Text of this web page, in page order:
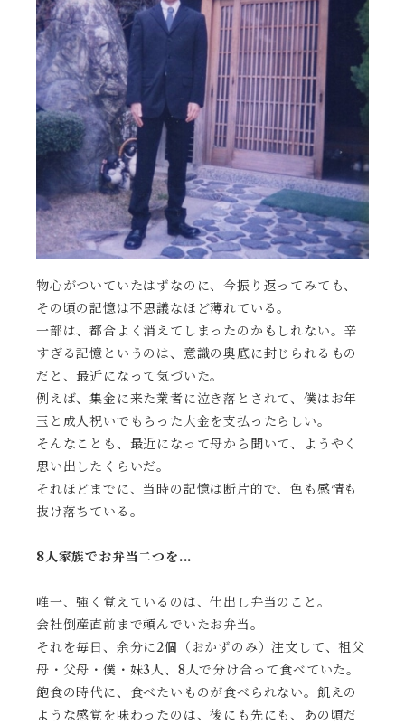
物心がついていたはずなのに、今振り返ってみても、
その頃の記憶は不思議なほど薄れている。
一部は、都合よく消えてしまったのかもしれない。辛
すぎる記憶というのは、意識の奥底に封じられるもの
だと、最近になって気づいた。
例えば、集金に来た業者に泣き落とされて、僕はお年
玉と成人祝いでもらった大金を支払ったらしい。
そんなことも、最近になって母から聞いて、ようやく
思い出したくらいだ。
それほどまでに、当時の記憶は断片的で、色も感情も
抜け落ちている。
8人家族でお弁当二つを...
唯一、強く覚えているのは、仕出し弁当のこと。
会社倒産直前まで頼んでいたお弁当。
それを毎日、余分に2個（おかずのみ）注文して、祖父
母・父母・僕・妹3人、8人で分け合って食べていた。
飽食の時代に、食べたいものが食べられない。飢えの
ような感覚を味わったのは、後にも先にも、あの頃だ